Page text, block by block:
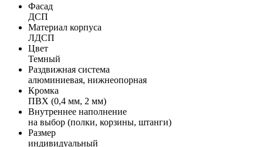
Фасад
ДСП
Материал корпуса
ЛДСП
Цвет
Темный
Раздвижная система
алюминиевая, нижнеопорная
Кромка
ПВХ (0,4 мм, 2 мм)
Внутреннее наполнение
на выбор (полки, корзины, штанги)
Размер
индивидуальный